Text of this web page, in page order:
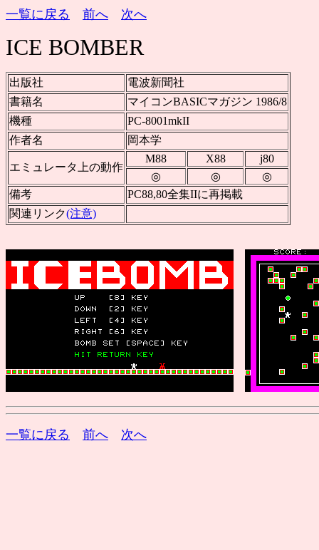
一覧に戻る 前へ 次へ
ICE BOMBER
出版社
電波新聞社
書籍名
マイコンBASICマガジン 1986/8
機種
PC-8001mkII
作者名
岡本学
エミュレータ上の動作
M88 X88
j80
◎
◎
◎
備考
PC88,80全集IIに再掲載
関連リンク(注意)
一覧に戻る 前へ 次へ